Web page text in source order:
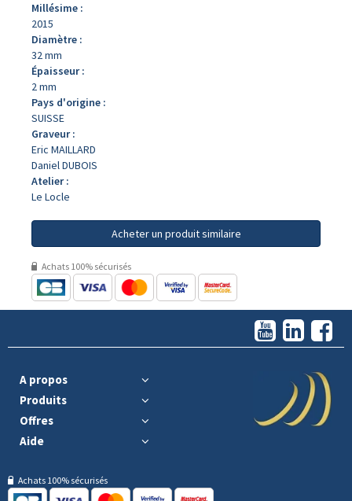
Millésime :
2015
Diamètre :
32 mm
Épaisseur :
2 mm
Pays d'origine :
SUISSE
Graveur :
Eric MAILLARD
Daniel DUBOIS
Atelier :
Le Locle
Acheter un produit similaire
Achats 100% sécurisés
A propos
Produits
Offres
Aide
Achats 100% sécurisés